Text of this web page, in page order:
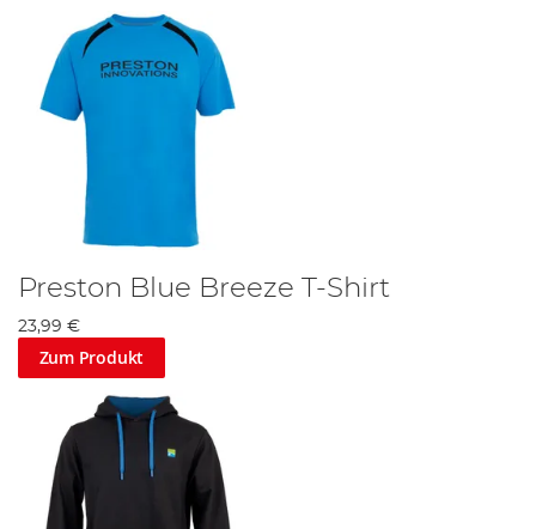
Preston Blue Breeze T-Shirt
23,99 €
Zum Produkt